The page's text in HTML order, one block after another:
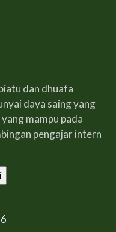
dan dhuafa
daya saing yang
mampu pada
pengajar intern